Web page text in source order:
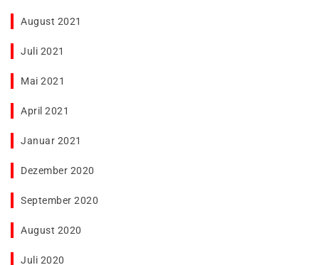
August 2021
Juli 2021
Mai 2021
April 2021
Januar 2021
Dezember 2020
September 2020
August 2020
Juli 2020